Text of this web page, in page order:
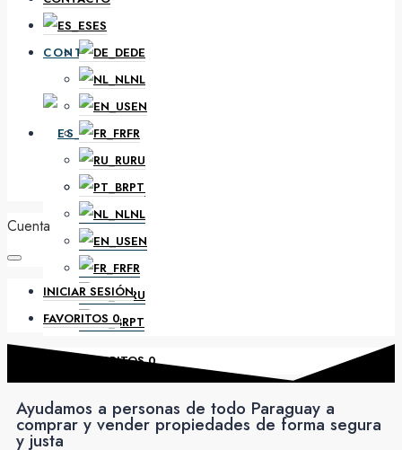
CONTACTO
ES
DE
NL
EN
FR
RU
PT
FAVORITOS0
ES
DE
NL
EN
FR
RU
PT
Cuenta
INICIAR SESIÓN
FAVORITOS 0
Ayudamos a personas de todo Paraguay a
comprar y vender propiedades de forma segura
y justa